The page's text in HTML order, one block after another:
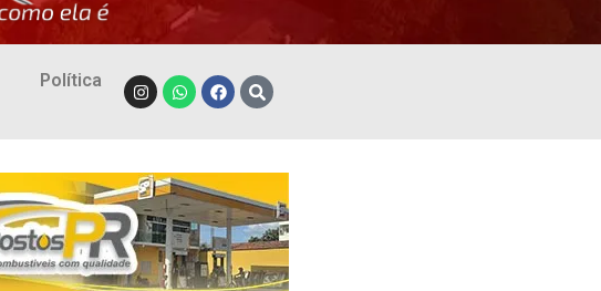
Política